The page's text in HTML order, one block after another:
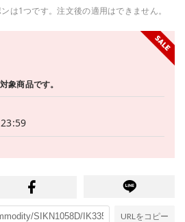
は1つです。注文後の適用はできません。
象商品です。
URLをコピー